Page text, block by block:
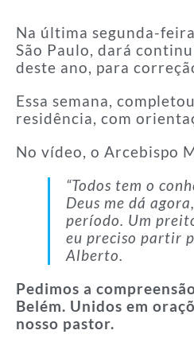
Na última segunda-
São Paulo, dará
deste ano, para
Essa semana,
residência, com
No vídeo, o Arcebispo
“Todos tem o
Deus me dá
período. Um
eu preciso partir
Alberto.
Pedimos a
Belém. Unidos em
nosso pastor.